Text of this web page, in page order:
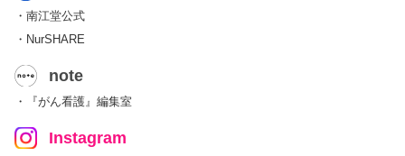
・南江堂公式
・NurSHARE
note
・『がん看護』編集室
Instagram